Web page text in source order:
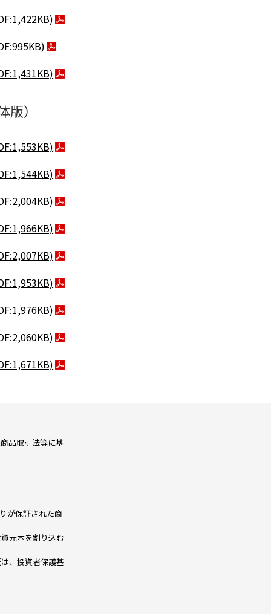
）
品取引法等に基
が保証された商
元本を割り込む
、投資者保護基